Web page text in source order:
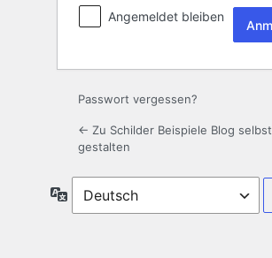
Angemeldet bleiben
Passwort vergessen?
← Zu Schilder Beispiele Blog selbst
gestalten
Sprache